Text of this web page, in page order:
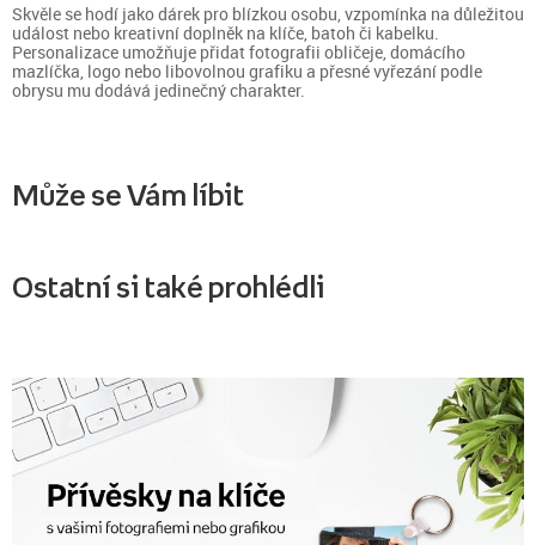
Skvěle se hodí jako dárek pro blízkou osobu, vzpomínka na důležitou
událost nebo kreativní doplněk na klíče, batoh či kabelku.
Personalizace umožňuje přidat fotografii obličeje, domácího
mazlíčka, logo nebo libovolnou grafiku a přesné vyřezání podle
obrysu mu dodává jedinečný charakter.
Může se Vám líbit
Ostatní si také prohlédli